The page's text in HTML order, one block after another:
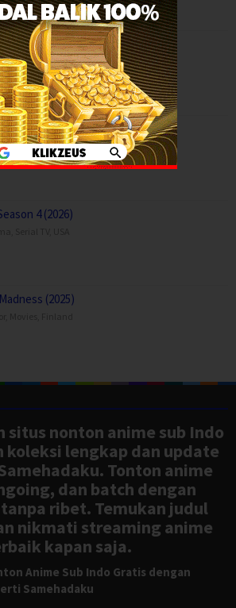
– The Story of Kalevala (…
,Movies,Finland
(2026)
4 (2026)
(2025)
situs nonton anime sub Indo
koleksi lengkap dan update
Tonton anime
dan batch dengan
ribet. Temukan judul
nikmati streaming anime
kapan saja.
Anime Sub Indo Gratis dengan
Samehadaku